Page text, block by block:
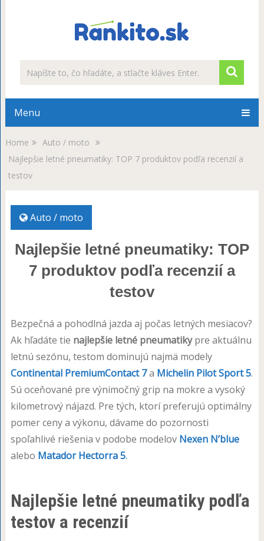
Menu
Home
Auto / moto
Najlepšie letné pneumatiky: TOP 7 produktov podľa recenzií a
testov
Auto / moto
Najlepšie letné pneumatiky: TOP
7 produktov podľa recenzií a
testov
Bezpečná a pohodlná jazda aj počas letných mesiacov?
Ak hľadáte tie najlepšie letné pneumatikypre aktuálnu
letnú sezónu, testom dominujú najmä modely
Continental PremiumContact 7a Michelin Pilot Sport 5.
Sú oceňované pre výnimočný grip na mokre a vysoký
kilometrový nájazd. Pre tých, ktorí preferujú optimálny
pomer ceny a výkonu, dávame do pozornosti
spoľahlivé riešenia v podobe modelov Nexen N’blue
alebo Matador Hectorra 5.
Najlepšie letné pneumatiky podľa
testov a recenzií